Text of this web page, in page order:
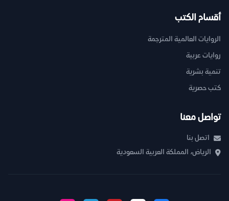
أقسام الكتب
الروايات العالمية المترجمة
روايات عربية
تنمية بشرية
كتب حصرية
تواصل معنا
اتصل بنا
الرياض، المملكة العربية السعودية